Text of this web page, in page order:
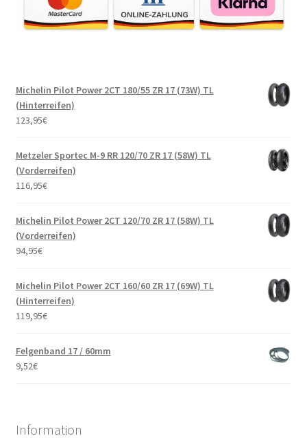
Michelin Pilot Power 2CT 180/55 ZR 17 (73W) TL
(Hinterreifen)
123,95€
Metzeler Sportec M-9 RR 120/70 ZR 17 (58W) TL
(Vorderreifen)
116,95€
Michelin Pilot Power 2CT 120/70 ZR 17 (58W) TL
(Vorderreifen)
94,95€
Michelin Pilot Power 2CT 160/60 ZR 17 (69W) TL
(Hinterreifen)
119,95€
Felgenband 17 / 60mm
9,52€
Information